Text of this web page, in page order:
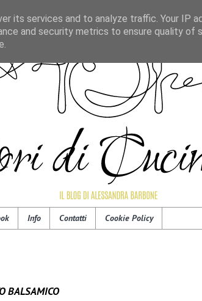
Info Contatti Cookie Policy
BALSAMICO
its services and to analyze traffic. Your IP
and security metrics to ensure quality of